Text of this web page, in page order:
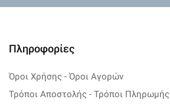
Πληροφορίες
Όροι Χρήσης - Όροι Αγορών
Τρόποι Αποστολής - Τρόποι Πληρωμής